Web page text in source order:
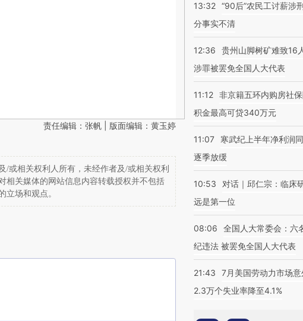
责任编辑：张帆 | 版面编辑：黄玉婷
/或相关权利人所有，未经作者及/或相关权利
相关媒体的网站信息内容转载授权并不包括
立场和观点。
13:32 “90后”农民工讨薪涉
分事实不清
12:36
贵州山脚树矿难致16
涉罪被罢免全国人大代表
11:12 非京籍五环内购房社
积金最高可贷340万元
11:07
寒武纪上半年净利润
逐季放缓
10:53
对话｜邱仁宗：临床
远是第一位
08:06
全国人大常委会：六
纪违法 被罢免全国人大代表
21:43
7月美国劳动力市场
2.3万个失业率降至4.1%